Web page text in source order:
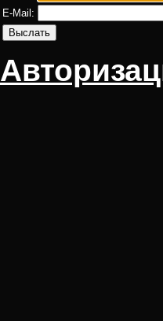
E-Mail: